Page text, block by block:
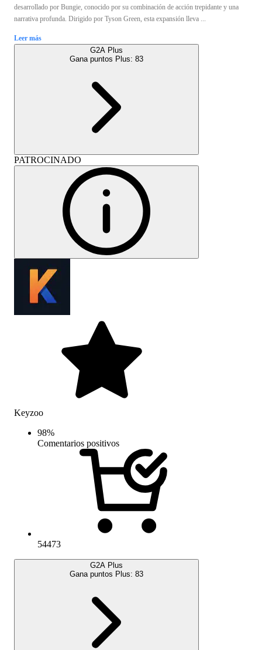
desarrollado por Bungie, conocido por su combinación de acción trepidante y una
narrativa profunda. Dirigido por Tyson Green, esta expansión lleva ...
Leer más
G2A Plus
Gana puntos Plus: 83
PATROCINADO
Keyzoo
98%
Comentarios positivos
54473
G2A Plus
Gana puntos Plus: 83